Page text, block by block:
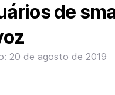
de
20 de agosto de 2019